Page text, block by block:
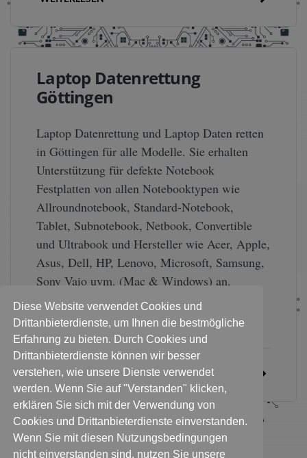
Laptop Datenrettung
Göttingen
Laptop Datenrettung und Laptop Daten retten
in Göttingen für alle Modelle. Sie erhalten
Unterstützung für defekte Notebook
Festplatten von allen Notebooktypen wie
Allroundnotebook, Standard-Notebook,
Tablet, Subnotebook, Netbook, Convertible
und Ultrabook und Hersteller wie Acer, Apple,
Asus, Dell, HP, Lenovo, Microsoft, Samsung,
Sony Vaio uvm. (Mac & Windows) an.
Datenrettung für Ihren Mac, MacBook,
Macbook Air, …
WEITERLESEN
Diese Website verwendet Cookies und
Drittanbieterdienste, um Ihnen die bestmögliche
Erfahrung zu bieten. Durch Cookies und
Drittanbieterdienste können wir besser
verstehen, wie unsere Dienste verwendet
werden. Wenn Sie auf "Verstanden" klicken,
erklären Sie sich mit der Verwendung von
Cookies und Drittanbieterdienste einverstanden.
Wenn Sie mit diesen Nutzungsbedingungen
nicht einverstanden sind, nutzen Sie unsere